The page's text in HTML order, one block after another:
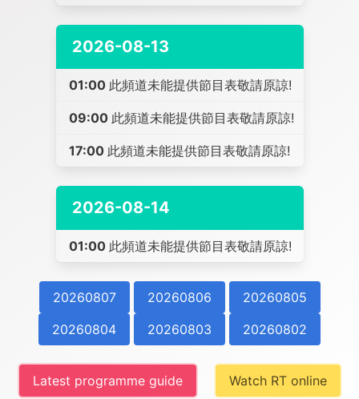
2026-08-13
01:00 此頻道未能提供節目表敬請原諒!
09:00 此頻道未能提供節目表敬請原諒!
17:00 此頻道未能提供節目表敬請原諒!
2026-08-14
01:00 此頻道未能提供節目表敬請原諒!
20260807 20260806
20260805
20260804
20260803 20260802
Latest programme guide Watch RT online